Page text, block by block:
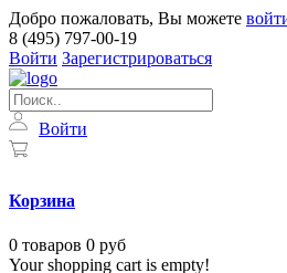
Добро пожаловать, Вы можете
8 (495) 797-00-19
Войти Зарегистрироваться
Войти
Корзина
0 товаров 0 руб
Your shopping cart is empty!